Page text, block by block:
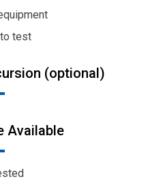
to test
(optional)
Available